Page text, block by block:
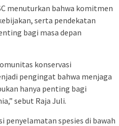
menuturkan bahwa komitmen
serta pendekatan
bagi masa depan
konservasi
pengingat bahwa menjaga
hanya penting bagi
sebut Raja Juli.
penyelamatan spesies di bawah